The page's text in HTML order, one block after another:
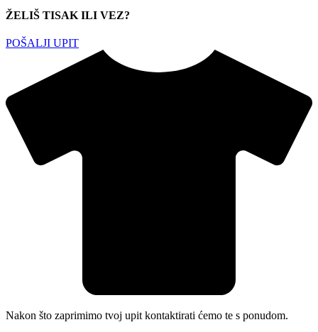
ŽELIŠ TISAK ILI VEZ?
POŠALJI UPIT
Nakon što zaprimimo tvoj upit kontaktirati ćemo te s ponudom.